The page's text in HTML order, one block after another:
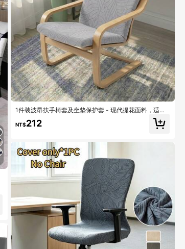
1件装波昂扶手椅套及坐垫保护套 - 现代提花面料，适用
于波昂扶手椅，弹性封口设计，可拆卸机洗，带系带，既
可装饰又可保护。
NT$212